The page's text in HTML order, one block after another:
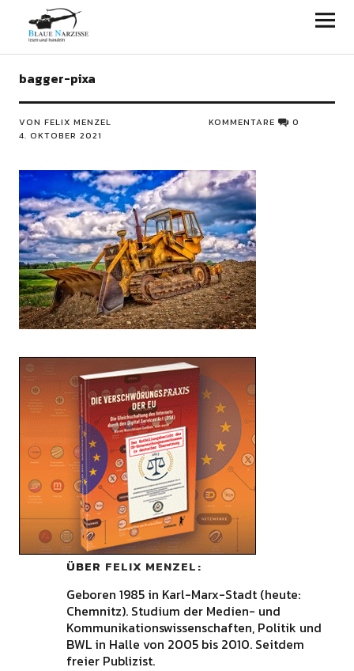
Blaue Narzisse
bagger-pixa
VON FELIX MENZEL
4. OKTOBER 2021
KOMMENTARE 0
ÜBER FELIX MENZEL
Geboren 1985 in Karl-Marx-Stadt (heute:
Chemnitz). Studium der Medien- und
Kommunikationswissenschaften, Politik und
BWL in Halle von 2005 bis 2010. Seitdem
freier Publizist.